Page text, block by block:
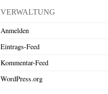
VERWALTUNG
Anmelden
Eintrags-Feed
Kommentar-Feed
WordPress.org